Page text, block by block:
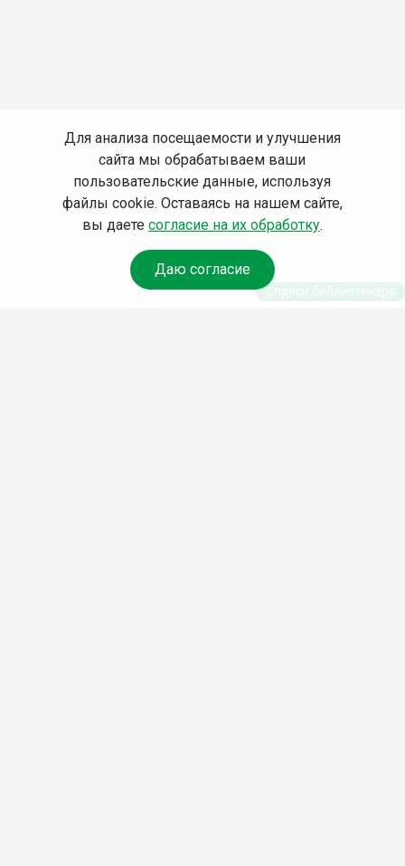
Для анализа посещаемости и улучшения
сайта мы обрабатываем ваши
пользовательские данные, используя
файлы cookie. Оставаясь на нашем сайте,
вы даете согласие на их обработку.
Даю согласие
Спроси библиотекаря